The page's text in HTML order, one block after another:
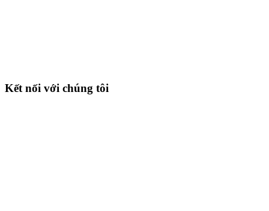
Kết nối với chúng tôi